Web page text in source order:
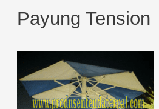
Payung Tension